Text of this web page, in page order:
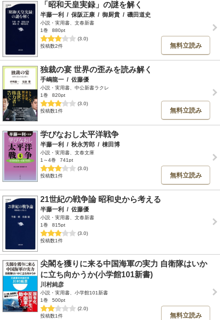
「昭和天皇実録」の謎を解く
半藤一利 / 保阪正康 / 御厨貴 / 磯田道史
小説・実用書、文春新書
1巻
880pt
(3.0)
投稿数2件
無料立読み
独裁の宴 世界の歪みを読み解く
手嶋龍一 / 佐藤優
小説・実用書、中公新書ラクレ
1巻
820pt
(3.0)
投稿数1件
無料立読み
学びなおし太平洋戦争
半藤一利 / 秋永芳郎 / 棟田博
小説・実用書、文春文庫
1～4巻
741pt
(3.0)
投稿数1件
無料立読み
21世紀の戦争論 昭和史から考える
半藤一利 / 佐藤優
小説・実用書、文春新書
1巻
815pt
(3.0)
投稿数1件
尖閣を獲りに来る中国海軍の実力 自衛隊はいか
に立ち向かうか(小学館101新書)
川村純彦
小説・実用書、小学館101新書
1巻
500pt
(2.0)
投稿数1件
無料立読み